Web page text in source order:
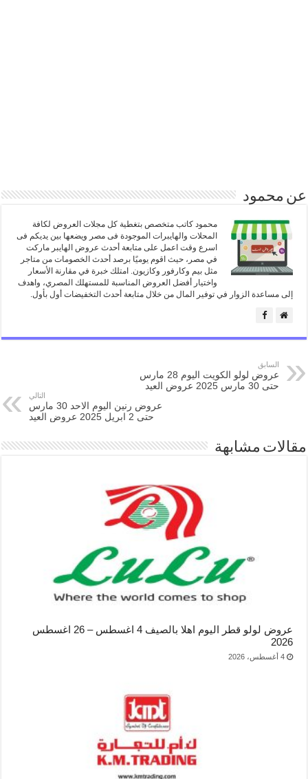
عن محمود
محمود كاتب متخصص بتغطية كل مجلات العروض لكافة
المحلات والهايبرات الموجودة فى مصر ويضعها بين يديكم فى
اسرع وقت اعمل على متابعة أحدث عروض الهايبر ماركت
في مصر، حيث اقوم يوميًا برصد أحدث الخصومات من متاجر
مثل بيم وكارفور وكازيون. امتلك خبرة في مقارنة الأسعار
واختيار أفضل العروض المناسبة للمستهلك المصري، واهدف
إلى مساعدة الزوار في توفير المال من خلال متابعة أحدث التخفيضات أول بأول.
السابق
عروض لولو الكويت اليوم 28 مارس
حتى 30 مارس 2025 عروض العيد
التالي
عروض رنين اليوم الاحد 30 مارس
حتى 2 ابريل 2025 عروض العيد
مقالات مشابهة
عروض لولو قطر اليوم اهلا بالصيف 4 اغسطس – 26 اغسطس
2026
4 أغسطس، 2026